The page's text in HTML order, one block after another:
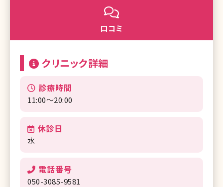
口コミ
クリニック詳細
診療時間
11:00〜20:00
休診日
水
電話番号
050-3085-9581